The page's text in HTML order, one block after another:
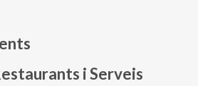
i Serveis